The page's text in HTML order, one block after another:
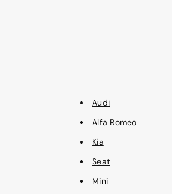
Audi
Alfa Romeo
Kia
Seat
Mini